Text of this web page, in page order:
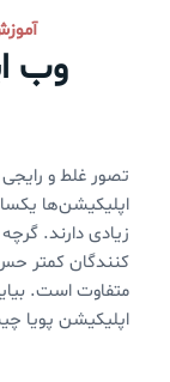
وب
تصور غلط و
اپلیکیشن‌ها
زیادی دارند.
کنندگان کمتر
متفاوت است.
اپلیکیشن پویا